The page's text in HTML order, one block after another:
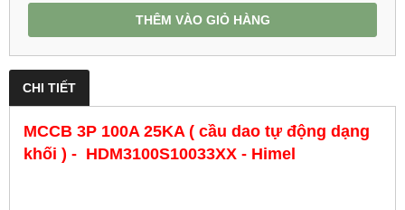
THÊM VÀO GIỎ HÀNG
CHI TIẾT
MCCB 3P 100A 25KA ( cầu dao tự động dạng
khối ) - HDM3100S10033XX - Himel